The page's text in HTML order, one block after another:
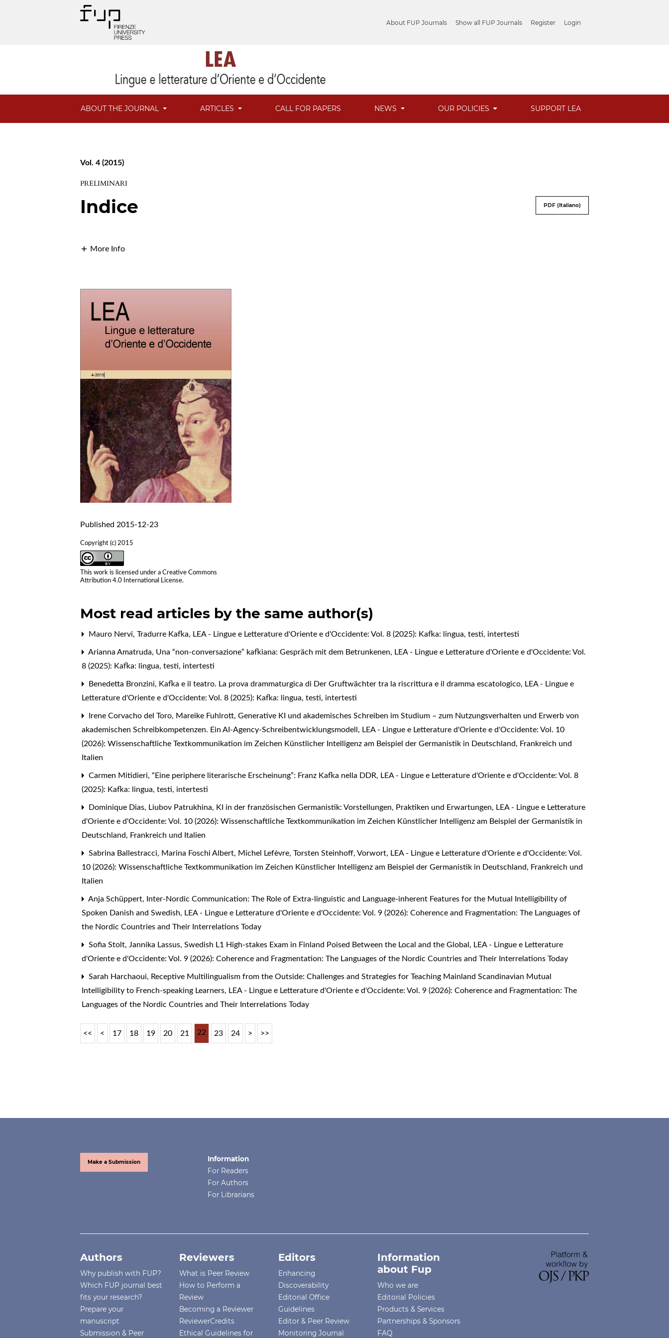
About FUP Journals Show all FUP Journals Register Login
ABOUT THE JOURNAL ARTICLES CALL FOR PAPERS NEWS OUR POLICIES SUPPORT LEA
Vol. 4 (2015)
PRELIMINARI
Indice PDF (Italiano)
More Info
Published 2015-12-23
Copyright (c) 2015
This work is licensed under aCreative Commons
Attribution 4.0 International License.
Most read articles by the same author(s)
Mauro Nervi,Tradurre Kafka, LEA - Lingue e Letterature d'Oriente e d'Occidente: Vol. 8 (2025): Kafka: lingua, testi, intertesti
Arianna Amatruda, Una “non-conversazione” kafkiana: Gespräch mit dem Betrunkenen, LEA - Lingue e Letterature d'Oriente e d'Occidente: Vol.
8 (2025): Kafka: lingua, testi, intertesti
Benedetta Bronzini, Kafka e il teatro. La prova drammaturgica di Der Gruftwächter tra la riscrittura e il dramma escatologico, LEA - Lingue e
Letterature d'Oriente e d'Occidente: Vol. 8 (2025): Kafka: lingua, testi, intertesti
Irene Corvacho del Toro, Mareike Fuhlrott,Generative KI und akademisches Schreiben im Studium – zum Nutzungsverhalten und Erwerb von
akademischen Schreibkompetenzen. Ein AI-Agency-Schreibentwicklungsmodell, LEA - Lingue e Letterature d'Oriente e d'Occidente: Vol. 10
(2026): Wissenschaftliche Textkommunikation im Zeichen Künstlicher Intelligenz am Beispiel der Germanistik in Deutschland, Frankreich und
Italien
Carmen Mitidieri,“Eine periphere literarische Erscheinung”: Franz Kafka nella DDR, LEA - Lingue e Letterature d'Oriente e d'Occidente: Vol. 8
(2025): Kafka: lingua, testi, intertesti
Dominique Dias, Liubov Patrukhina, KI in der französischen Germanistik: Vorstellungen, Praktiken und Erwartungen, LEA - Lingue e Letterature
d'Oriente e d'Occidente: Vol. 10 (2026): Wissenschaftliche Textkommunikation im Zeichen Künstlicher Intelligenz am Beispiel der Germanistik in
Deutschland, Frankreich und Italien
Sabrina Ballestracci, Marina Foschi Albert, Michel Lefèvre, Torsten Steinhoff,Vorwort, LEA - Lingue e Letterature d'Oriente e d'Occidente: Vol.
10 (2026): Wissenschaftliche Textkommunikation im Zeichen Künstlicher Intelligenz am Beispiel der Germanistik in Deutschland, Frankreich und
Italien
Anja Schüppert,
Inter-Nordic Communication: The Role of Extra-linguistic and Language-inherent Features for the Mutual Intelligibility of
Spoken Danish and Swedish, LEA - Lingue e Letterature d'Oriente e d'Occidente: Vol. 9 (2026): Coherence and Fragmentation: The Languages of
the Nordic Countries and Their Interrelations Today
Sofia Stolt, Jannika Lassus,Swedish L1 High-stakes Exam in Finland Poised Between the Local and the Global, LEA - Lingue e Letterature
d'Oriente e d'Occidente: Vol. 9 (2026): Coherence and Fragmentation: The Languages of the Nordic Countries and Their Interrelations Today
Sarah Harchaoui, Receptive Multilingualism from the Outside: Challenges and Strategies for Teaching Mainland Scandinavian Mutual
Intelligibility to French-speaking Learners, LEA - Lingue e Letterature d'Oriente e d'Occidente: Vol. 9 (2026): Coherence and Fragmentation: The
Languages of the Nordic Countries and Their Interrelations Today
<< < 17 18 19 20 21 22 23 24 > >>
Make a Submission
Information
For Readers
For Authors
For Librarians
Authors
Why publish with FUP?
Which FUP journal best
fits your research?
Prepare your
manuscript
Submission & Peer
Reviewers
What is Peer Review
How to Perform a
Review
Becoming a Reviewer
ReviewerCredits
Ethical Guidelines for
Editors
Enhancing
Discoverability
Editorial Office
Guidelines
Editor & Peer Review
Monitoring Journal
Information
about Fup
Who we are
Editorial Policies
Products & Services
Partnerships & Sponsors
FAQ